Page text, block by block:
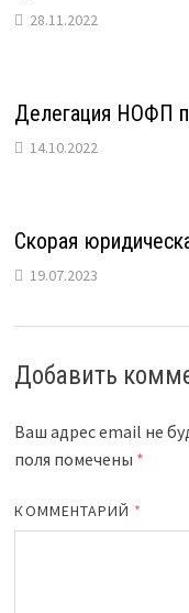
28.11.2022
Делегация НОФП
14.10.2022
Скорая
19.07.2023
Добавить
Ваш адрес email не
поля помечены *
КОММЕНТАРИЙ *